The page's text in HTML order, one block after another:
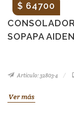
SOPAPA
$ 64700
Artículo: 32803-4
Ver más